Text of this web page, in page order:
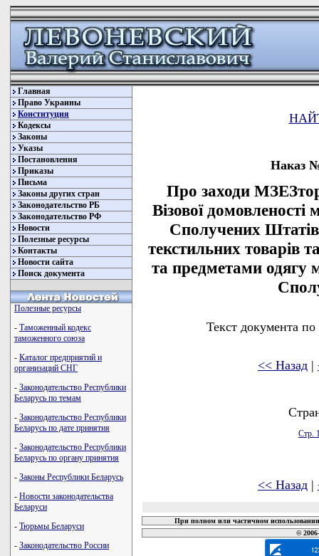
Главная
Право Украины
Конституция
Кодексы
Законы
Указы
Постановления
Приказы
Письма
Законы других стран
Законодательство РБ
Законодательство РФ
Новости
Полезные ресурсы
Контакты
Новости сайта
Поиск документа
Полезные ресурсы
- Таможенный кодекс
таможенного союза
- Каталог предприятий и
организаций СНГ
- Законодательство Республики
Беларусь по темам
- Законодательство Республики
Беларусь по дате принятия
- Законодательство Республики
Беларусь по органу принятия
- Законы Республики Беларусь
- Новости законодательства
Беларуси
- Тюрьмы Беларуси
- Законодательство России
Наказ №
Про заходи
Візової
Сполучених
текстильних товарів
та предметами одягу
Текст документа
<< Назад |
Стр.
<< Назад |
При полном или частичном
©